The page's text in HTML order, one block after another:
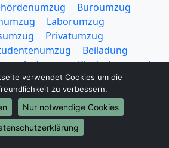
Büroumzug
Laborumzug
Privatumzug
Beiladung
Klaviertransport
Möbeltaxi
Umzugskartons
verwendet Cookies um die
zu verbessern.
Nur notwendige Cookies